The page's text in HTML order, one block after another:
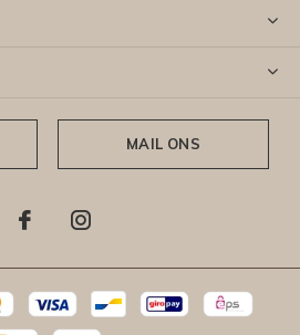
MAIL ONS